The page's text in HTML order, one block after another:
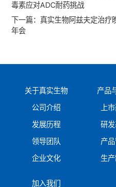
毒素应对ADC耐药挑战
下一篇：真实生物阿兹夫定治疗
年会
关于真实生物
公司介绍
发展历程
领导团队
企业文化
产品
上
研
产
生
加入我们